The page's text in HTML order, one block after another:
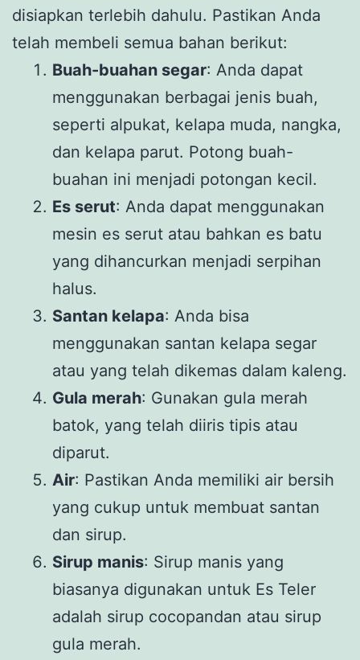
disiapkan terlebih dahulu. Pastikan Anda
telah membeli semua bahan berikut:
Buah-buahan segar: Anda dapat
menggunakan berbagai jenis buah,
seperti alpukat, kelapa muda, nangka,
dan kelapa parut. Potong buah-
buahan ini menjadi potongan kecil.
Es serut: Anda dapat menggunakan
mesin es serut atau bahkan es batu
yang dihancurkan menjadi serpihan
halus.
Santan kelapa: Anda bisa
menggunakan santan kelapa segar
atau yang telah dikemas dalam kaleng.
Gula merah: Gunakan gula merah
batok, yang telah diiris tipis atau
diparut.
Air: Pastikan Anda memiliki air bersih
yang cukup untuk membuat santan
dan sirup.
Sirup manis: Sirup manis yang
biasanya digunakan untuk Es Teler
adalah sirup cocopandan atau sirup
gula merah.